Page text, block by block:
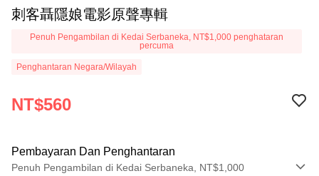
刺客聶隱娘電影原聲專輯
Penuh Pengambilan di Kedai Serbaneka, NT$1,000 penghataran
percuma
Penghantaran Negara/Wilayah
NT$560
Pembayaran Dan Penghantaran
Penuh Pengambilan di Kedai Serbaneka, NT$1,000